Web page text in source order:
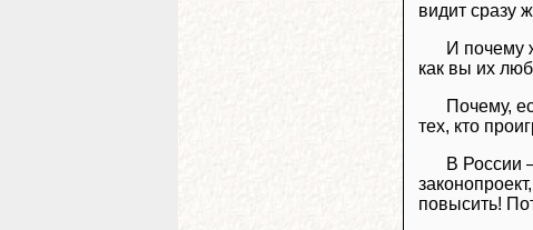
видит сразу
И почему
как вы их
Почему,
тех, кто
В России
повысить!